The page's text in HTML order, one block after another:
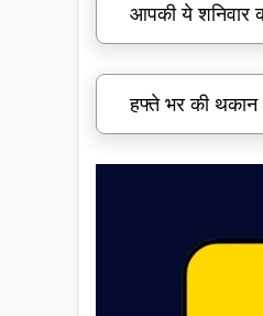
आपकी ये शनिवार
हफ्ते भर की